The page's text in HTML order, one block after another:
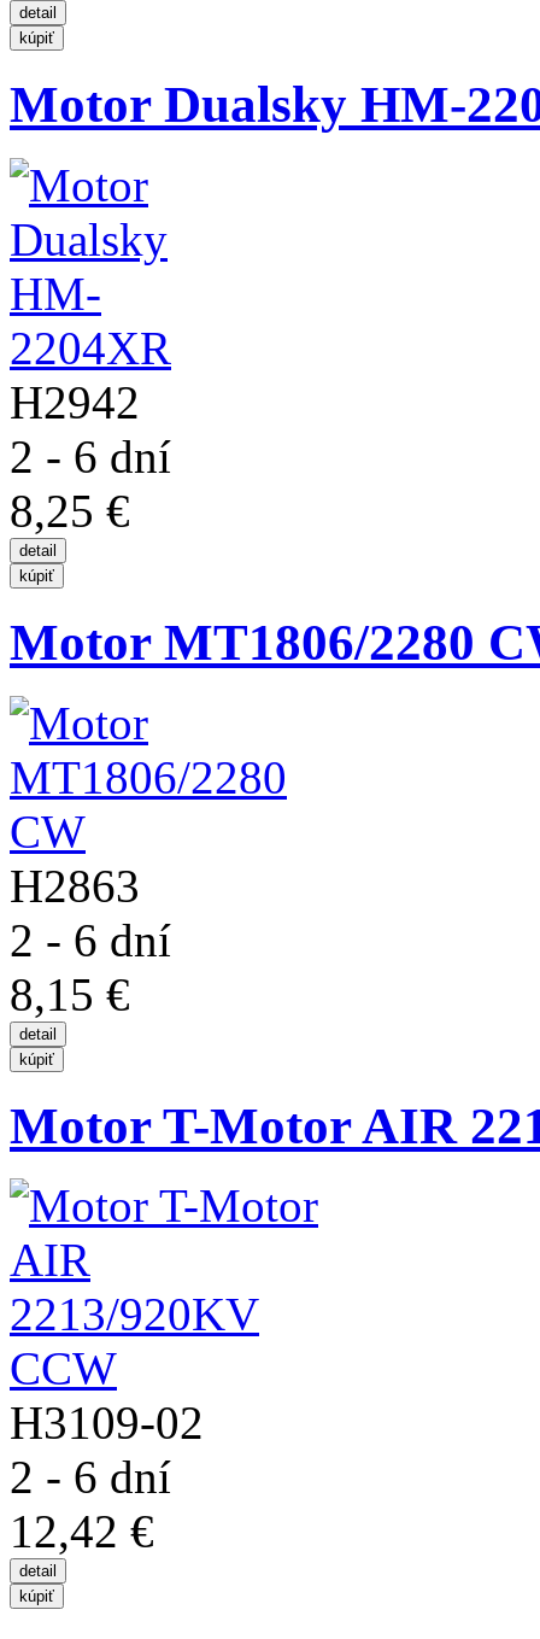
Motor Dualsky HM-
H2942
2 - 6 dní
8,25 €
Motor MT1806/2280
H2863
2 - 6 dní
8,15 €
Motor T-Motor AIR
H3109-02
2 - 6 dní
12,42 €